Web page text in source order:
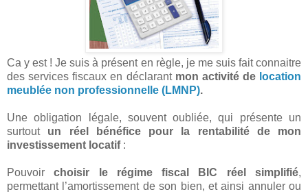
Ca y est ! Je suis à présent en règle, je me suis fait connaitre
des services fiscaux en déclarant mon activité de location
meublée non professionnelle (LMNP).
Une obligation légale, souvent oubliée, qui présente un
surtout un réel bénéfice pour la rentabilité de mon
investissement locatif:
Pouvoirchoisir le régime fiscal BIC réel simplifié,
permettant l’amortissement de son bien, et ainsi annuler ou